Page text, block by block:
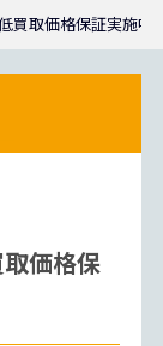
買取価格保証実施中
価格保